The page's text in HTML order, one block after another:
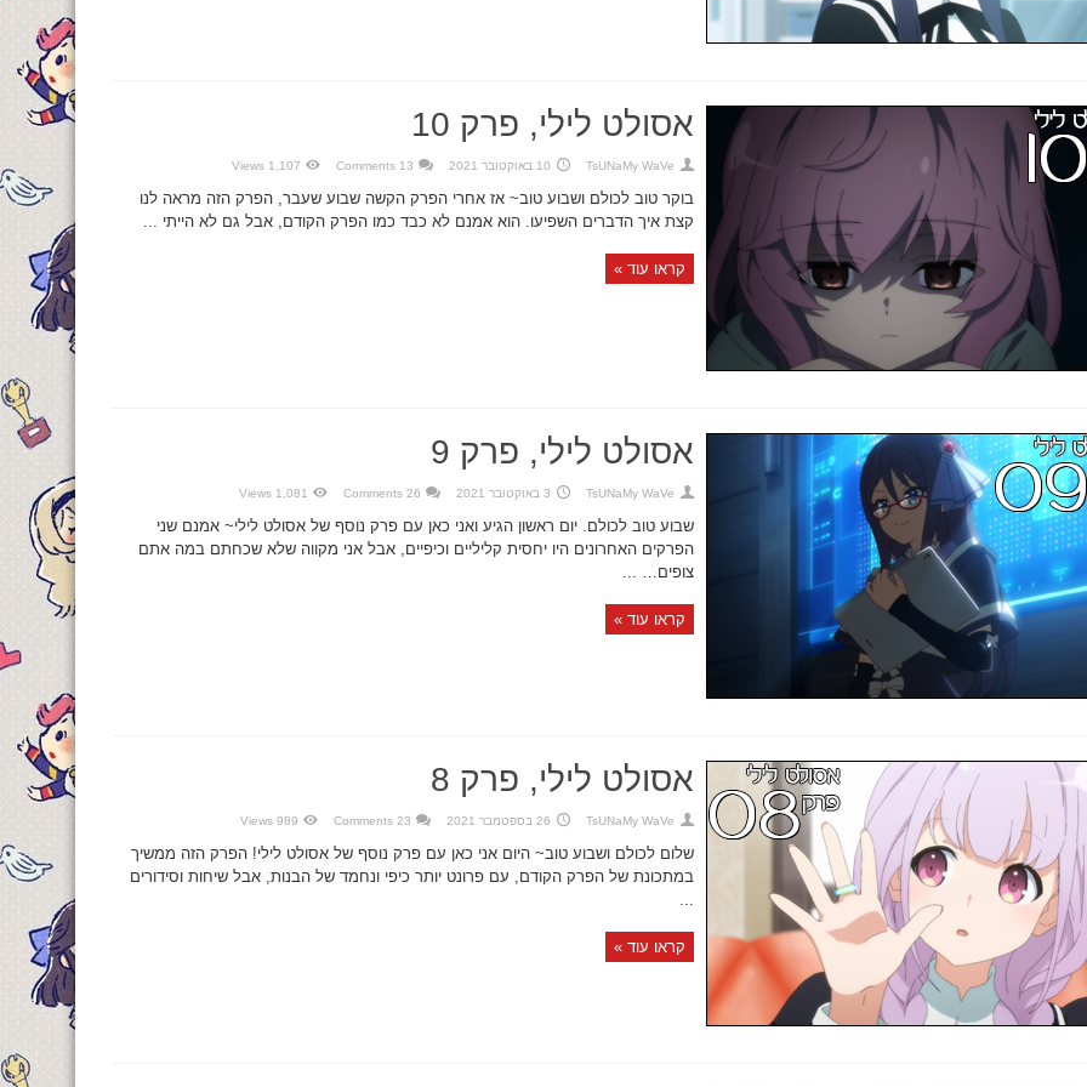
אסולט לילי, פרק 10
TsUNaMy WaVe 10 באוקטובר 2021 13 Comments
1,107 Views
בוקר טוב לכולם ושבוע טוב~ אז אחרי הפרק הקשה שבוע שעבר, הפרק הזה מראה לנו
קצת איך הדברים השפיעו. הוא אמנם לא כבד כמו הפרק הקודם, אבל גם לא הייתי ...
קראו עוד »
אסולט לילי, פרק 9
TsUNaMy WaVe 3 באוקטובר 2021 26 Comments
1,081 Views
שבוע טוב לכולם. יום ראשון הגיע ואני כאן עם פרק נוסף של אסולט לילי~ אמנם שני
הפרקים האחרונים היו יחסית קליליים וכיפיים, אבל אני מקווה שלא שכחתם במה אתם
צופים… ...
קראו עוד »
אסולט לילי, פרק 8
TsUNaMy WaVe 26 בספטמבר 2021 23 Comments
989 Views
שלום לכולם ושבוע טוב~ היום אני כאן עם פרק נוסף של אסולט לילי! הפרק הזה ממשיך
במתכונת של הפרק הקודם, עם פרונט יותר כיפי ונחמד של הבנות, אבל שיחות וסידורים
...
קראו עוד »